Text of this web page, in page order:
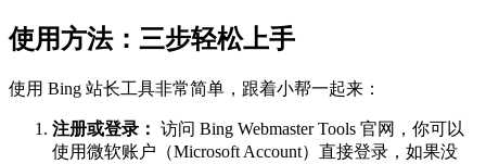
使用方法：三步轻松上手
使用 Bing 站长工具非常简单，跟着小帮一起来：
注册或登录： 访问 Bing Webmaster Tools 官网，你可以
使用微软账户（Microsoft Account）直接登录，如果没